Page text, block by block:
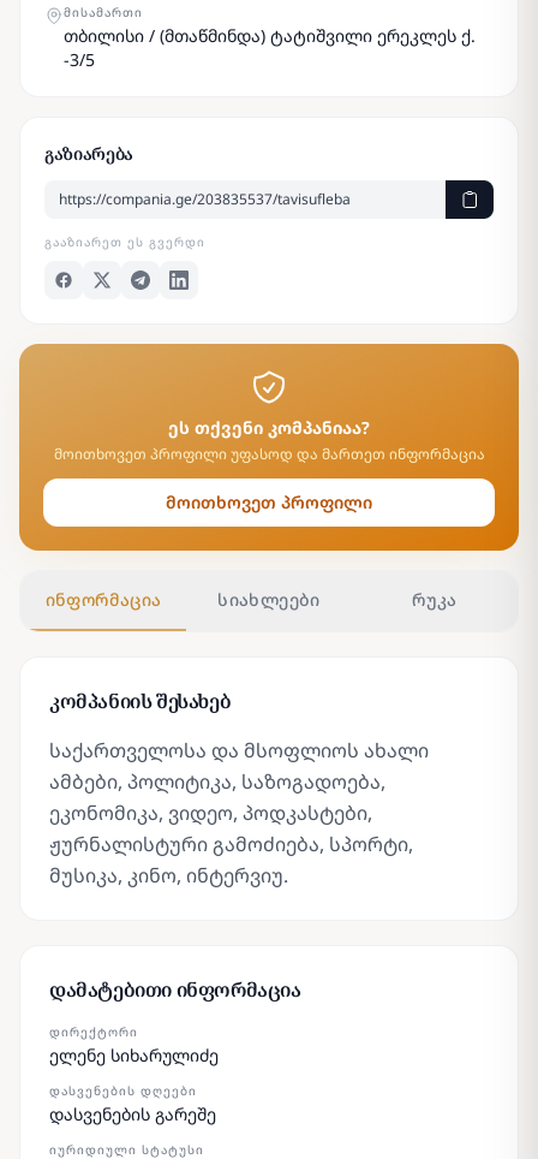
ᲛᲘᲡᲐᲛᲐᲠᲗᲘ
თბილისი / (მთაწმინდა) ტატიშვილი ერეკლეს ქ.
-3/5
გაზიარება
ᲒᲐᲐᲖᲘᲐᲠᲔᲗ ᲔᲡ ᲒᲕᲔᲠᲓᲘ
ეს თქვენი კომპანიაა?
მოითხოვეთ პროფილი უფასოდ და მართეთ ინფორმაცია
მოითხოვეთ პროფილი
ინფორმაცია სიახლეები რუკა
კომპანიის შესახებ
საქართველოსა და მსოფლიოს ახალი
ამბები, პოლიტიკა, საზოგადოება,
ეკონომიკა, ვიდეო, პოდკასტები,
ჟურნალისტური გამოძიება, სპორტი,
მუსიკა, კინო, ინტერვიუ.
დამატებითი ინფორმაცია
ᲓᲘᲠᲔᲥᲢᲝᲠᲘ
ელენე სიხარულიძე
ᲓᲐᲡᲕᲔᲜᲔᲑᲘᲡ ᲓᲦᲔᲔᲑᲘ
დასვენების გარეშე
ᲘᲣᲠᲘᲓᲘᲣᲚᲘ ᲡᲢᲐᲢᲣᲡᲘ